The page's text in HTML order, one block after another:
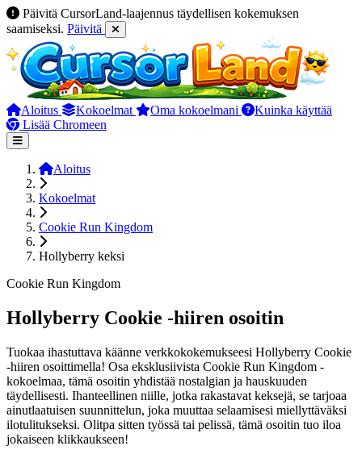
Päivitä CursorLand-laajennus täydellisen kokemuksen
saamiseksi. Päivitä
Aloitus Kokoelmat Oma kokoelmani
Kuinka käyttää
Lisää Chromeen
Aloitus
Kokoelmat
Cookie Run Kingdom
Hollyberry keksi
Cookie Run Kingdom
Hollyberry Cookie -hiiren osoitin
Tuokaa ihastuttava käänne verkkokokemukseesi Hollyberry Cookie
-hiiren osoittimella! Osa eksklusiivista Cookie Run Kingdom -
kokoelmaa, tämä osoitin yhdistää nostalgian ja hauskuuden
täydellisesti. Ihanteellinen niille, jotka rakastavat keksejä, se tarjoaa
ainutlaatuisen suunnittelun, joka muuttaa selaamisesi miellyttäväksi
ilotulitukseksi. Olitpa sitten työssä tai pelissä, tämä osoitin tuo iloa
jokaiseen klikkaukseen!